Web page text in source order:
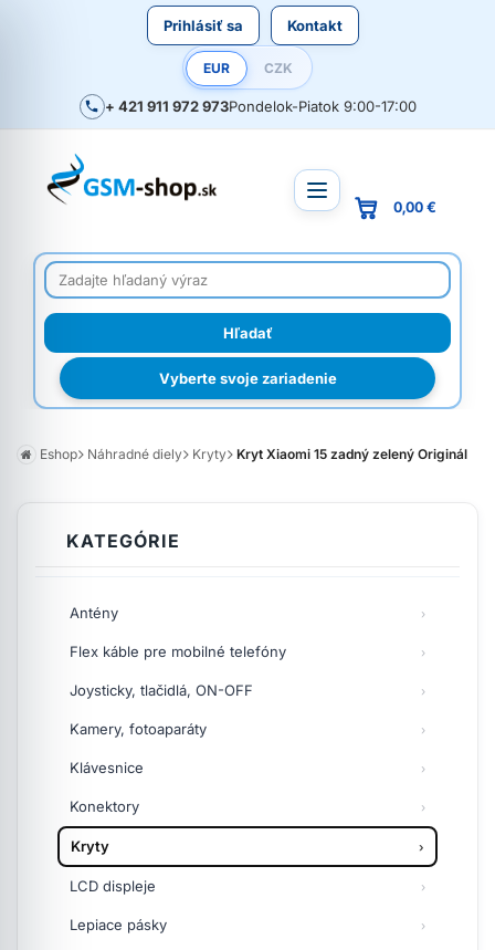
Prihlásiť sa Kontakt
EUR CZK
+ 421 911 972 973Pondelok-Piatok 9:00-17:00
Vyberte svoje zariadenie
0,00 €
Eshop Náhradné diely Kryty Kryt Xiaomi 15 zadný zelený Originál
KATEGÓRIE
Antény
Flex káble pre mobilné telefóny
Joysticky, tlačidlá, ON-OFF
Kamery, fotoaparáty
Klávesnice
Konektory
Kryty
LCD displeje
Lepiace pásky